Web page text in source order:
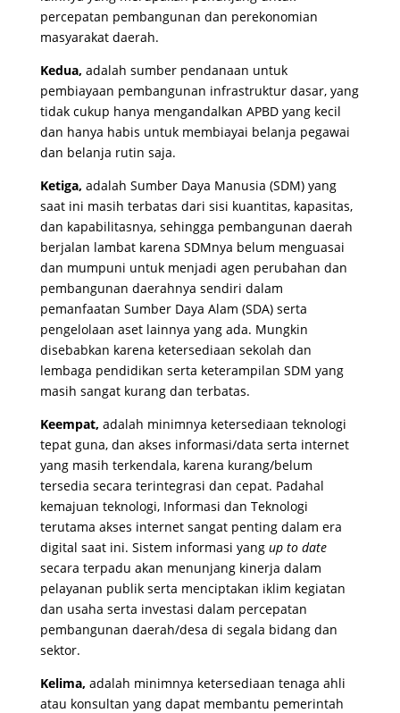
percepatan pembangunan dan perekonomian
masyarakat daerah.
Kedua, adalah sumber pendanaan untuk
pembiayaan pembangunan infrastruktur dasar, yang
tidak cukup hanya mengandalkan APBD yang kecil
dan hanya habis untuk membiayai belanja pegawai
dan belanja rutin saja.
Ketiga, adalah Sumber Daya Manusia (SDM) yang
saat ini masih terbatas dari sisi kuantitas, kapasitas,
dan kapabilitasnya, sehingga pembangunan daerah
berjalan lambat karena SDMnya belum menguasai
dan mumpuni untuk menjadi agen perubahan dan
pembangunan daerahnya sendiri dalam
pemanfaatan Sumber Daya Alam (SDA) serta
pengelolaan aset lainnya yang ada. Mungkin
disebabkan karena ketersediaan sekolah dan
lembaga pendidikan serta keterampilan SDM yang
masih sangat kurang dan terbatas.
Keempat, adalah minimnya ketersediaan teknologi
tepat guna, dan akses informasi/data serta internet
yang masih terkendala, karena kurang/belum
tersedia secara terintegrasi dan cepat. Padahal
kemajuan teknologi, Informasi dan Teknologi
terutama akses internet sangat penting dalam era
digital saat ini. Sistem informasi yang up to date
secara terpadu akan menunjang kinerja dalam
pelayanan publik serta menciptakan iklim kegiatan
dan usaha serta investasi dalam percepatan
pembangunan daerah/desa di segala bidang dan
sektor.
Kelima, adalah minimnya ketersediaan tenaga ahli
atau konsultan yang dapat membantu pemerintah